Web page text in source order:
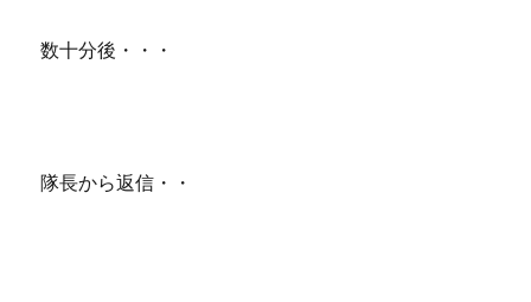
数十分後・・・
隊長から返信・・